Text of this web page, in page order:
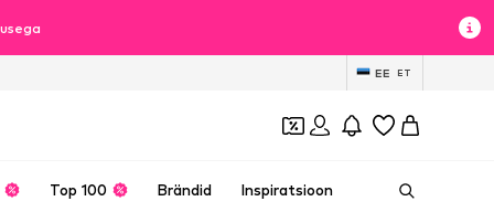
EE ET
Top 100 Brändid Inspiratsioon